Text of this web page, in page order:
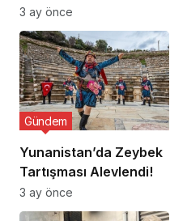
3 ay önce
Yunanistan’da Zeybek
Tartışması Alevlendi!
Gündem
3 ay önce